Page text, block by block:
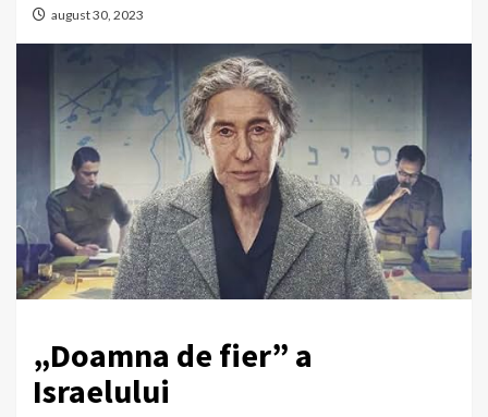
august 30, 2023
„Doamna de fier” a
Israelului